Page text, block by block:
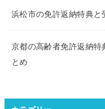
浜松市の免許返納特典と
京都の高齢者免許返納特
とめ